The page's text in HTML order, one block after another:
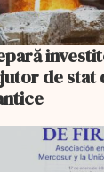
de stat